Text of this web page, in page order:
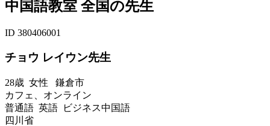
中国語教室 全国の先生
ID 380406001
チョウ レイウン先生
28歳 女性 鎌倉市
カフェ、オンライン
普通語 英語 ビジネス中国語
四川省